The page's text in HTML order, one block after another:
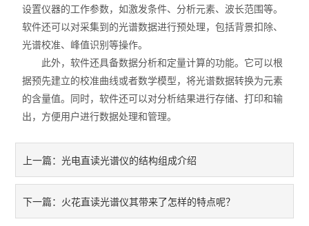
设置仪器的工作参数，如激发条件、分析元素、波长范围等。
软件还可以对采集到的光谱数据进行预处理，包括背景扣除、
光谱校准、峰值识别等操作。
此外，软件还具备数据分析和定量计算的功能。它可以根
据预先建立的校准曲线或者数学模型，将光谱数据转换为元素
的含量值。同时，软件还可以对分析结果进行存储、打印和输
出，方便用户进行数据处理和管理。
上一篇：光电直读光谱仪的结构组成介绍
下一篇： 火花直读光谱仪其带来了怎样的特点呢？